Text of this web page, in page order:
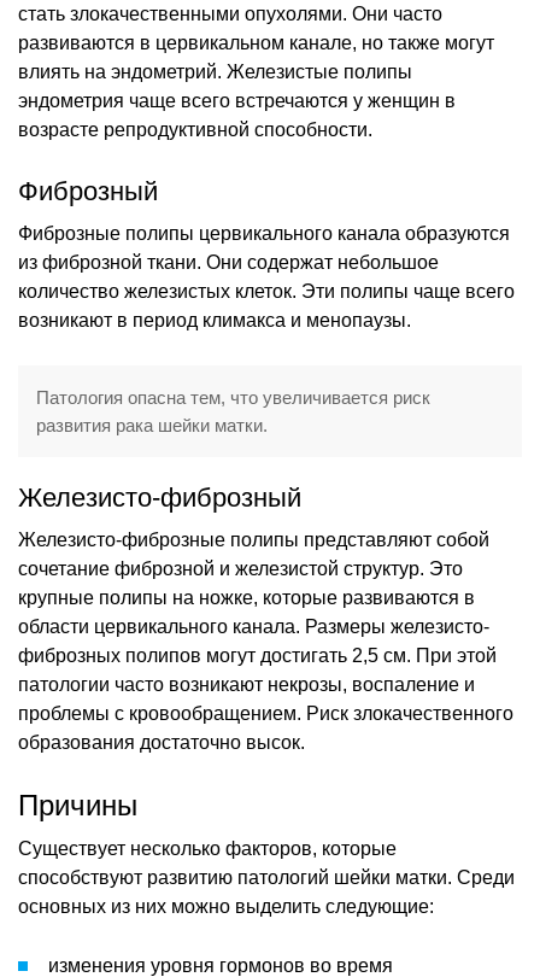
стать злокачественными опухолями. Они часто
развиваются в цервикальном канале, но также могут
влиять на эндометрий. Железистые полипы
эндометрия чаще всего встречаются у женщин в
возрасте репродуктивной способности.
Фиброзный
Фиброзные полипы цервикального канала образуются
из фиброзной ткани. Они содержат небольшое
количество железистых клеток. Эти полипы чаще всего
возникают в период климакса и менопаузы.
Патология опасна тем, что увеличивается риск
развития рака шейки матки.
Железисто-фиброзный
Железисто-фиброзные полипы представляют собой
сочетание фиброзной и железистой структур. Это
крупные полипы на ножке, которые развиваются в
области цервикального канала. Размеры железисто-
фиброзных полипов могут достигать 2,5 см. При этой
патологии часто возникают некрозы, воспаление и
проблемы с кровообращением. Риск злокачественного
образования достаточно высок.
Причины
Существует несколько факторов, которые
способствуют развитию патологий шейки матки. Среди
основных из них можно выделить следующие:
изменения уровня гормонов во время